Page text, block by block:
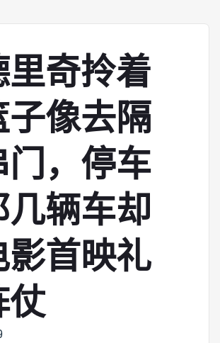
奇拎着
像去隔
，停车
辆车却
首映礼
仗